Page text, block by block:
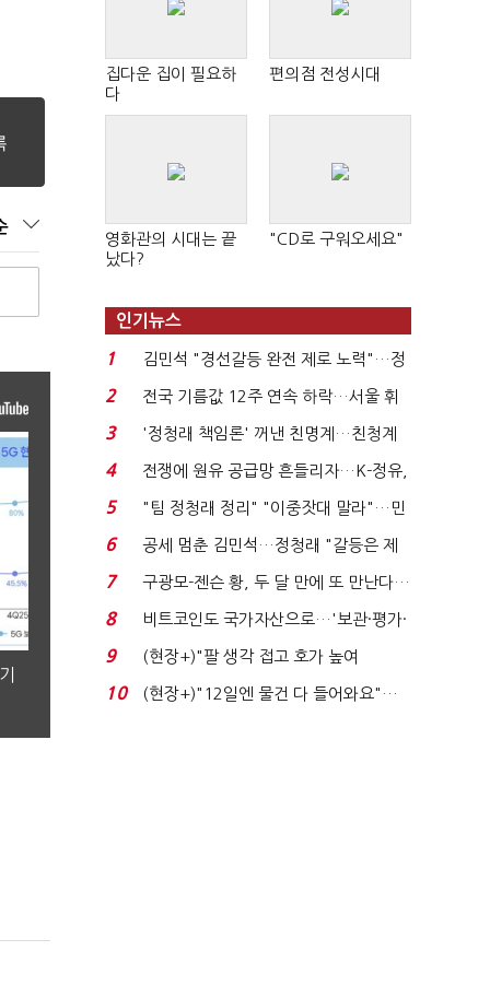
집다운 집이 필요하
다
편의점 전성시대
영화관의 시대는 끝
났다?
"CD로 구워오세요"
인기뉴스
1
김민석 "경선갈등 완전 제로 노력"…정
청래 "반명 공세 사...
2
전국 기름값 12주 연속 하락…서울 휘
발윳값 1909원...
3
'정청래 책임론' 꺼낸 친명계…친청계
는 추가투표 때리기...
4
전쟁에 원유 공급망 흔들리자…K-정유,
에너지안보 핵심...
5
"팀 정청래 정리" "이중잣대 말라"…민
주 최고위원 계파 다...
6
공세 멈춘 김민석…정청래 "갈등은 제
가 수습"
7
구광모-젠슨 황, 두 달 만에 또 만난다…
로봇·AI 등 논...
8
비트코인도 국가자산으로…'보관·평가·
처분' 기준은 ...
9
(현장+)"팔 생각 접고 호가 높여
요"…'덜 똘똘한 한 채' 20...
10
(현장+)"12일엔 물건 다 들어와요"…